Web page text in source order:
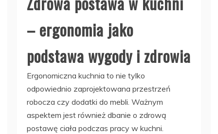
– ergonomia jako
podstawa wygody i zdrowia
Ergonomiczna kuchnia to nie tylko
odpowiednio zaprojektowana przestrzeń
robocza czy dodatki do mebli. Ważnym
aspektem jest również dbanie o zdrową
postawę ciała podczas pracy w kuchni.